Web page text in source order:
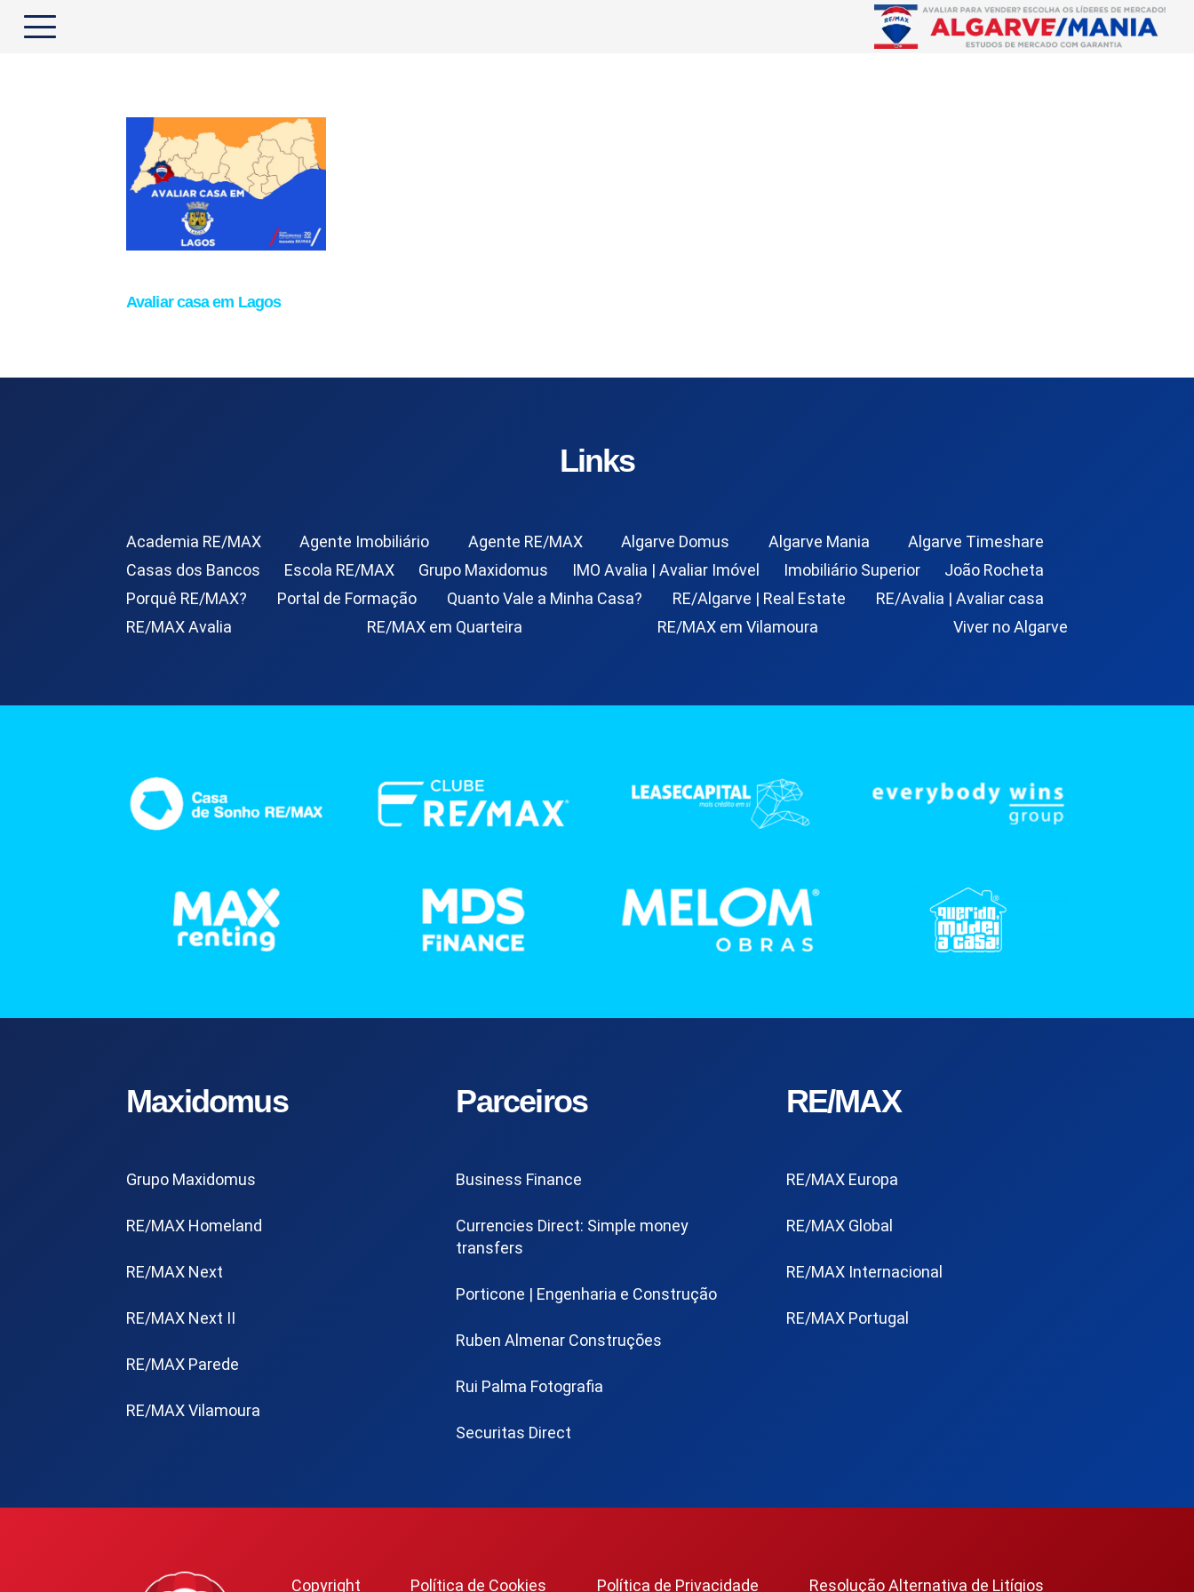
Avaliar casa em Lagos
Links
Academia RE/MAX Agente Imobiliário Agente RE/MAX Algarve Domus Algarve Mania
Algarve Timeshare
Casas dos Bancos
Escola RE/MAX Grupo Maxidomus IMO Avalia | Avaliar Imóvel Imobiliário Superior
João Rocheta
Porquê RE/MAX?
Portal de Formação Quanto Vale a Minha Casa? RE/Algarve | Real Estate
RE/Avalia | Avaliar casa
RE/MAX Avalia
RE/MAX em Quarteira RE/MAX em Vilamoura Viver no Algarve
Maxidomus
Grupo Maxidomus
RE/MAX Homeland
RE/MAX Next
RE/MAX Next II
RE/MAX Parede
RE/MAX Vilamoura
Parceiros
Business Finance
Currencies Direct: Simple money
transfers
Porticone | Engenharia e Construção
Ruben Almenar Construções
Rui Palma Fotografia
Securitas Direct
RE/MAX
RE/MAX Europa
RE/MAX Global
RE/MAX Internacional
RE/MAX Portugal
Copyright Política de Cookies Política de Privacidade Resolução Alternativa de Litígios